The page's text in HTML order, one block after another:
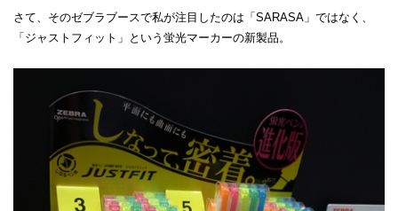
さて、そのゼブラブースで私が注目したのは「SARASA」ではなく、
「ジャストフィット」という蛍光マーカーの新製品。